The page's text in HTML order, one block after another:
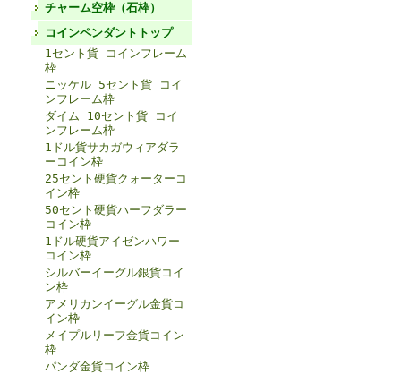
チャーム空枠（石枠）
コインペンダントトップ
1セント貨 コインフレーム
枠
ニッケル 5セント貨 コイ
ンフレーム枠
ダイム 10セント貨 コイ
ンフレーム枠
1ドル貨サカガウィアダラ
ーコイン枠
25セント硬貨クォーターコ
イン枠
50セント硬貨ハーフダラー
コイン枠
1ドル硬貨アイゼンハワー
コイン枠
シルバーイーグル銀貨コイ
ン枠
アメリカンイーグル金貨コ
イン枠
メイプルリーフ金貨コイン
枠
パンダ金貨コイン枠